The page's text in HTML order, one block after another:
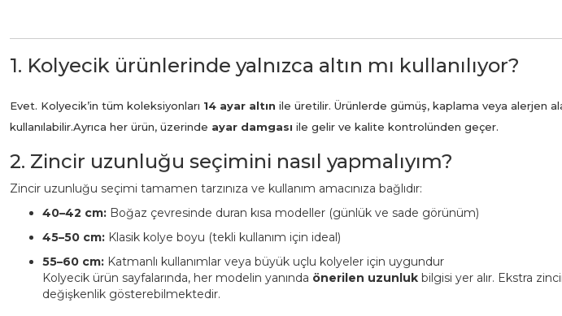
1. Kolyecik ürünlerinde yalnızca altın mı kullanılıyor?
Evet. Kolyecik’in tüm koleksiyonları 14 ayar altın ile üretilir. Ürünlerde gümüş, kaplama veya alerjen
kullanılabilir.Ayrıca her ürün, üzerinde ayar damgası ile gelir ve kalite kontrolünden geçer.
2. Zincir uzunluğu seçimini nasıl yapmalıyım?
Zincir uzunluğu seçimi tamamen tarzınıza ve kullanım amacınıza bağlıdır:
40–42 cm: Boğaz çevresinde duran kısa modeller (günlük ve sade görünüm)
45–50 cm: Klasik kolye boyu (tekli kullanım için ideal)
55–60 cm: Katmanlı kullanımlar veya büyük uçlu kolyeler için uygundur
Kolyecik ürün sayfalarında, her modelin yanında önerilen uzunluk bilgisi yer alır. Ekstra
değişkenlik gösterebilmektedir.